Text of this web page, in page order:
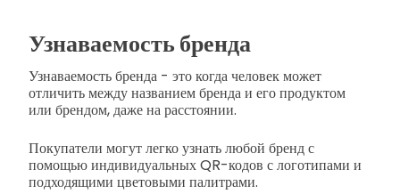
Узнаваемость бренда
Узнаваемость бренда - это когда человек может
отличить между названием бренда и его продуктом
или брендом, даже на расстоянии.
Покупатели могут легко узнать любой бренд с
помощью индивидуальных QR-кодов с логотипами и
подходящими цветовыми палитрами.